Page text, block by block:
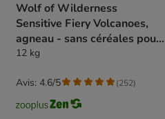
Wolf of Wilderness
Sensitive Fiery Volcanoes,
agneau - sans céréales pour
chien
12 kg
Avis: 4.6/5 (252)